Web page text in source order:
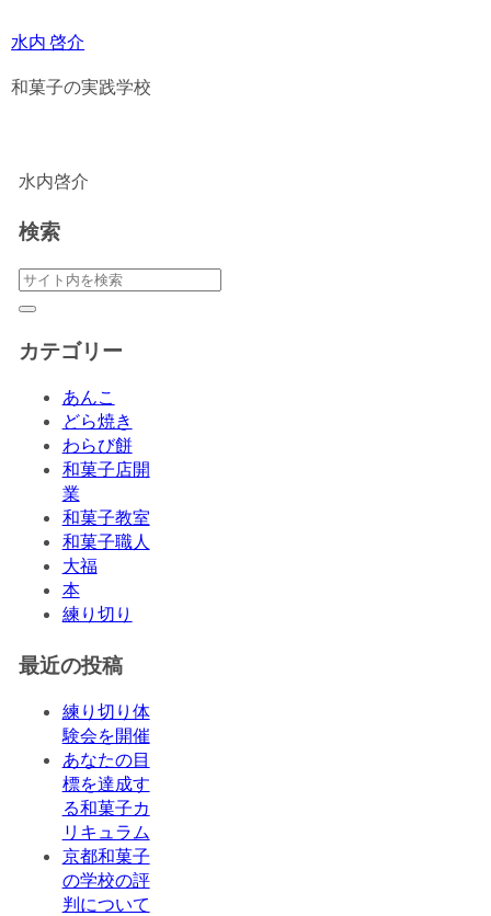
水内 啓介
和菓子の実践学校
水内啓介
検索
カテゴリー
あんこ
どら焼き
わらび餅
和菓子店開
業
和菓子教室
和菓子職人
大福
本
練り切り
最近の投稿
練り切り体
験会を開催
あなたの目
標を達成す
る和菓子カ
リキュラム
京都和菓子
の学校の評
判について